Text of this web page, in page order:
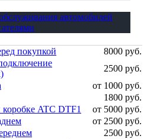
автомобилей
покупкой
8000 руб.
2500 руб.
от 1000 руб.
1800 руб.
коробке ATC DTF1
от 5000 руб.
от 2500 руб.
2500 руб.